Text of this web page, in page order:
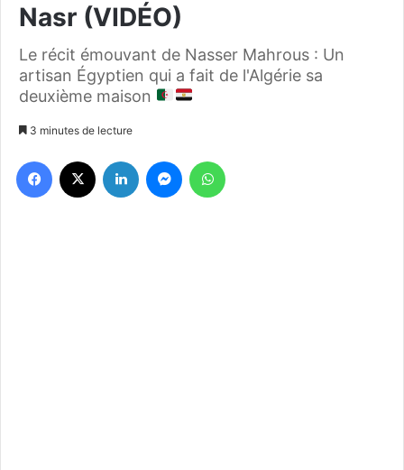
Nasr (VIDÉO)
Le récit émouvant de Nasser Mahrous : Un
artisan Égyptien qui a fait de l'Algérie sa
deuxième maison
3 minutes de lecture